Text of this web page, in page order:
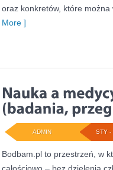
oraz konkretów, które można
More ]
STY -
ADMIN
Bodbam.pl to przestrzeń, w